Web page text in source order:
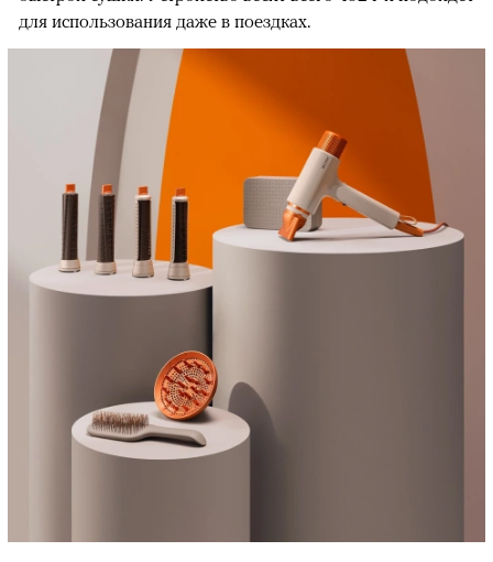
для использования даже в поездках.